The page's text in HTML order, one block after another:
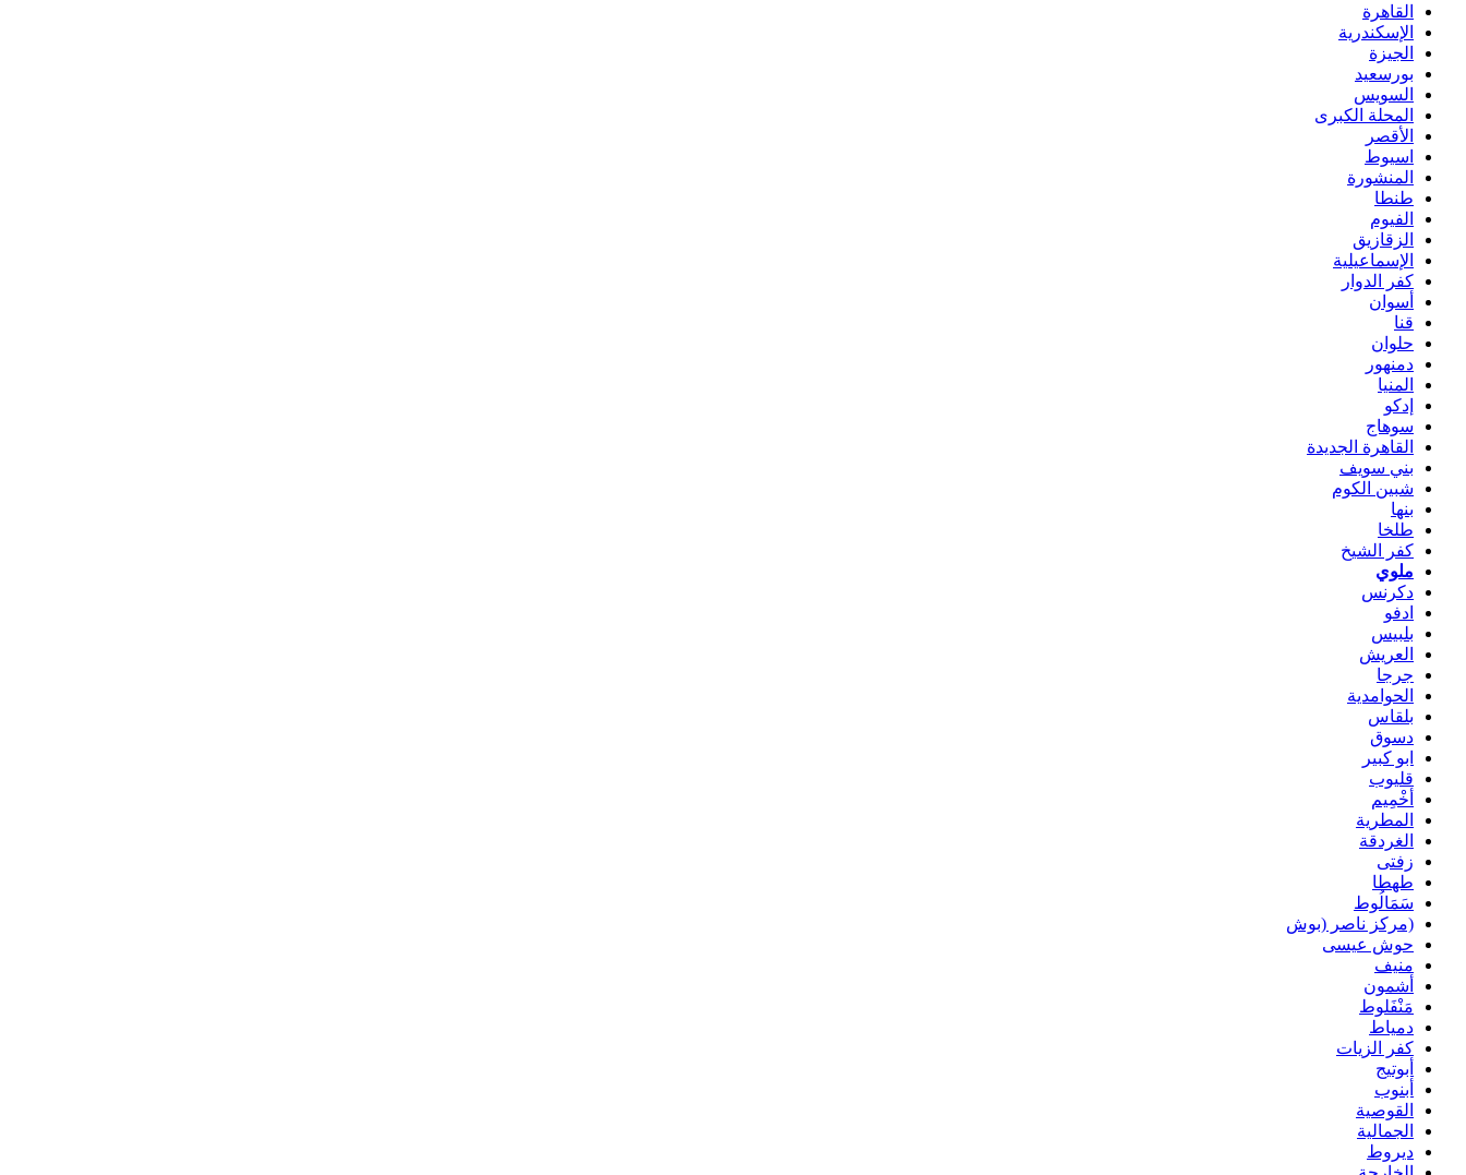
القاهرة
الإسكندرية
الجيزة
بورسعيد
السويس
المحلة الكبرى
الأقصر
اسيوط
المنشورة
طنطا
الفيوم
الزقازيق
الإسماعيلية
كفر الدوار
أسوان
قنا
حلوان
دمنهور
المنيا
إدكو
سوهاج
القاهرة الجديدة
بني سويف
شبين الكوم
بنها
طلخا
كفر الشيخ
ملوي
دكرنس
ادفو
بلبيس
العريش
جرجا
الحوامدية
بلقاس
دسوق
ابو كبير
قليوب
أخْمِيم
المطرية
الغردقة
زفتى
طهطا
سَمَالُوط
(مركز ناصر (بوش
حوش عيسى
منيف
أشمون
مَنْفَلوط
دمياط
كفر الزيات
أبوتيج
أبنوب
القوصية
الجمالية
ديروط